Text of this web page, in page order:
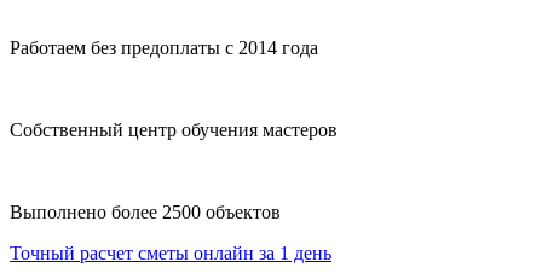
Работаем без предоплаты с 2014 года
Собственный центр обучения мастеров
Выполнено более 2500 объектов
Точный расчет сметы онлайн за 1 день